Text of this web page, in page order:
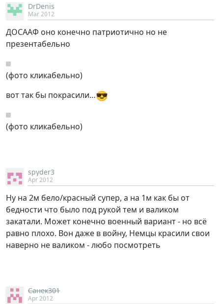
DrDenis
Mar 2012
ДОСААФ оно конечно патриотично но не
презентабельно
(фото кликабельно)
вот так бы покрасили…😎
(фото кликабельно)
spyder3
Apr 2012
Ну на 2м бело/красный супер, а на 1м как бы от
бедности что было под рукой тем и валиком
закатали. Может конечно военный вариант - но всё
равно плохо. Вон даже в войну, Немцы красили свои
наверно не валиком - любо посмотреть
Санек301
Apr 2012